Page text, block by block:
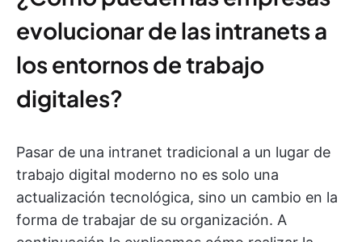
evolucionar de las intranets a
los entornos de trabajo
digitales?
Pasar de una intranet tradicional a un lugar de
trabajo digital moderno no es solo una
actualización tecnológica, sino un cambio en la
forma de trabajar de su organización. A